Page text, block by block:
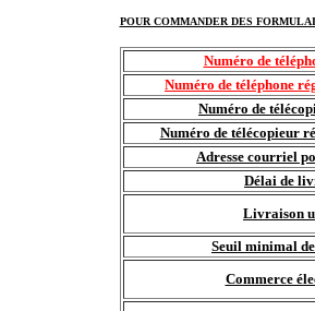
POUR COMMANDER DES
Numéro de
Numéro de téléphone
Numéro de
Numéro de télécopieur
Adresse courriel
Délai de
Livraison
Seuil minimal
Commerce